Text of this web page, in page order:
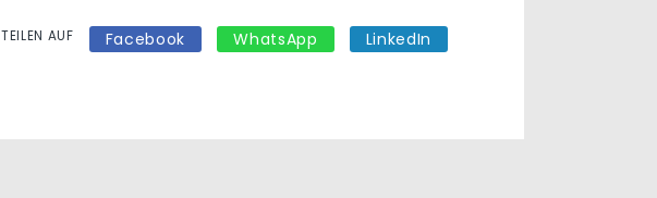
TEILEN AUF Facebook WhatsApp LinkedIn